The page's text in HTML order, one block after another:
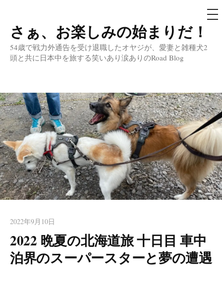
コ
ン
テ
へ
ス
キ
ッ
プ
さぁ、お楽しみの始まりだ！
54歳で戦力外通告を受け退職したオヤジが、愛妻と雑種犬2
頭と共に日本中を旅する笑いあり涙ありのRoad Blog
メ
ニ
2022年9月10日
2022 晩夏の北海道旅 十日目 車中
泊界のスーパースターと夢の遭遇